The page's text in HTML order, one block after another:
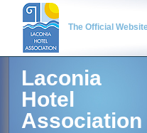
The Official
Laconia
Hotel
Association